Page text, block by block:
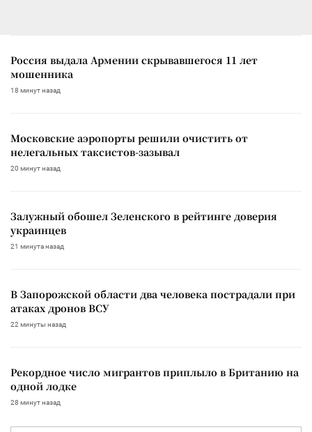
Россия выдала Армении скрывавшегося 11 лет
мошенника
18 минут назад
Московские аэропорты решили очистить от
нелегальных таксистов-зазывал
20 минут назад
Залужный обошел Зеленского в рейтинге доверия
украинцев
21 минута назад
В Запорожской области два человека пострадали при
атаках дронов ВСУ
22 минуты назад
Рекордное число мигрантов приплыло в Британию на
одной лодке
28 минут назад